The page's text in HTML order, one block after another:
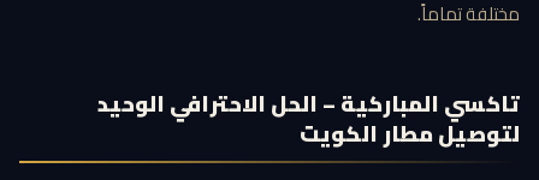
مختلفة تماماً.
تاكسي المباركية – الحل الاحترافي الوحيد
لتوصيل مطار الكويت